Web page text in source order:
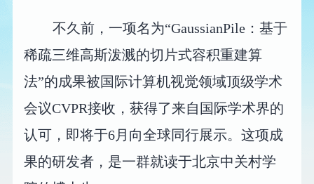
不久前，一项名为“GaussianPile：基于
稀疏三维高斯泼溅的切片式容积重建算
法”的成果被国际计算机视觉领域顶级学术
会议CVPR接收，获得了来自国际学术界的
认可，即将于6月向全球同行展示。这项成
果的研发者，是一群就读于北京中关村学